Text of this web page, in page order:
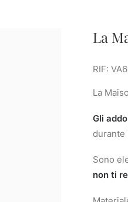
La
RIF:
La
Gli
durante
Sono
non ti